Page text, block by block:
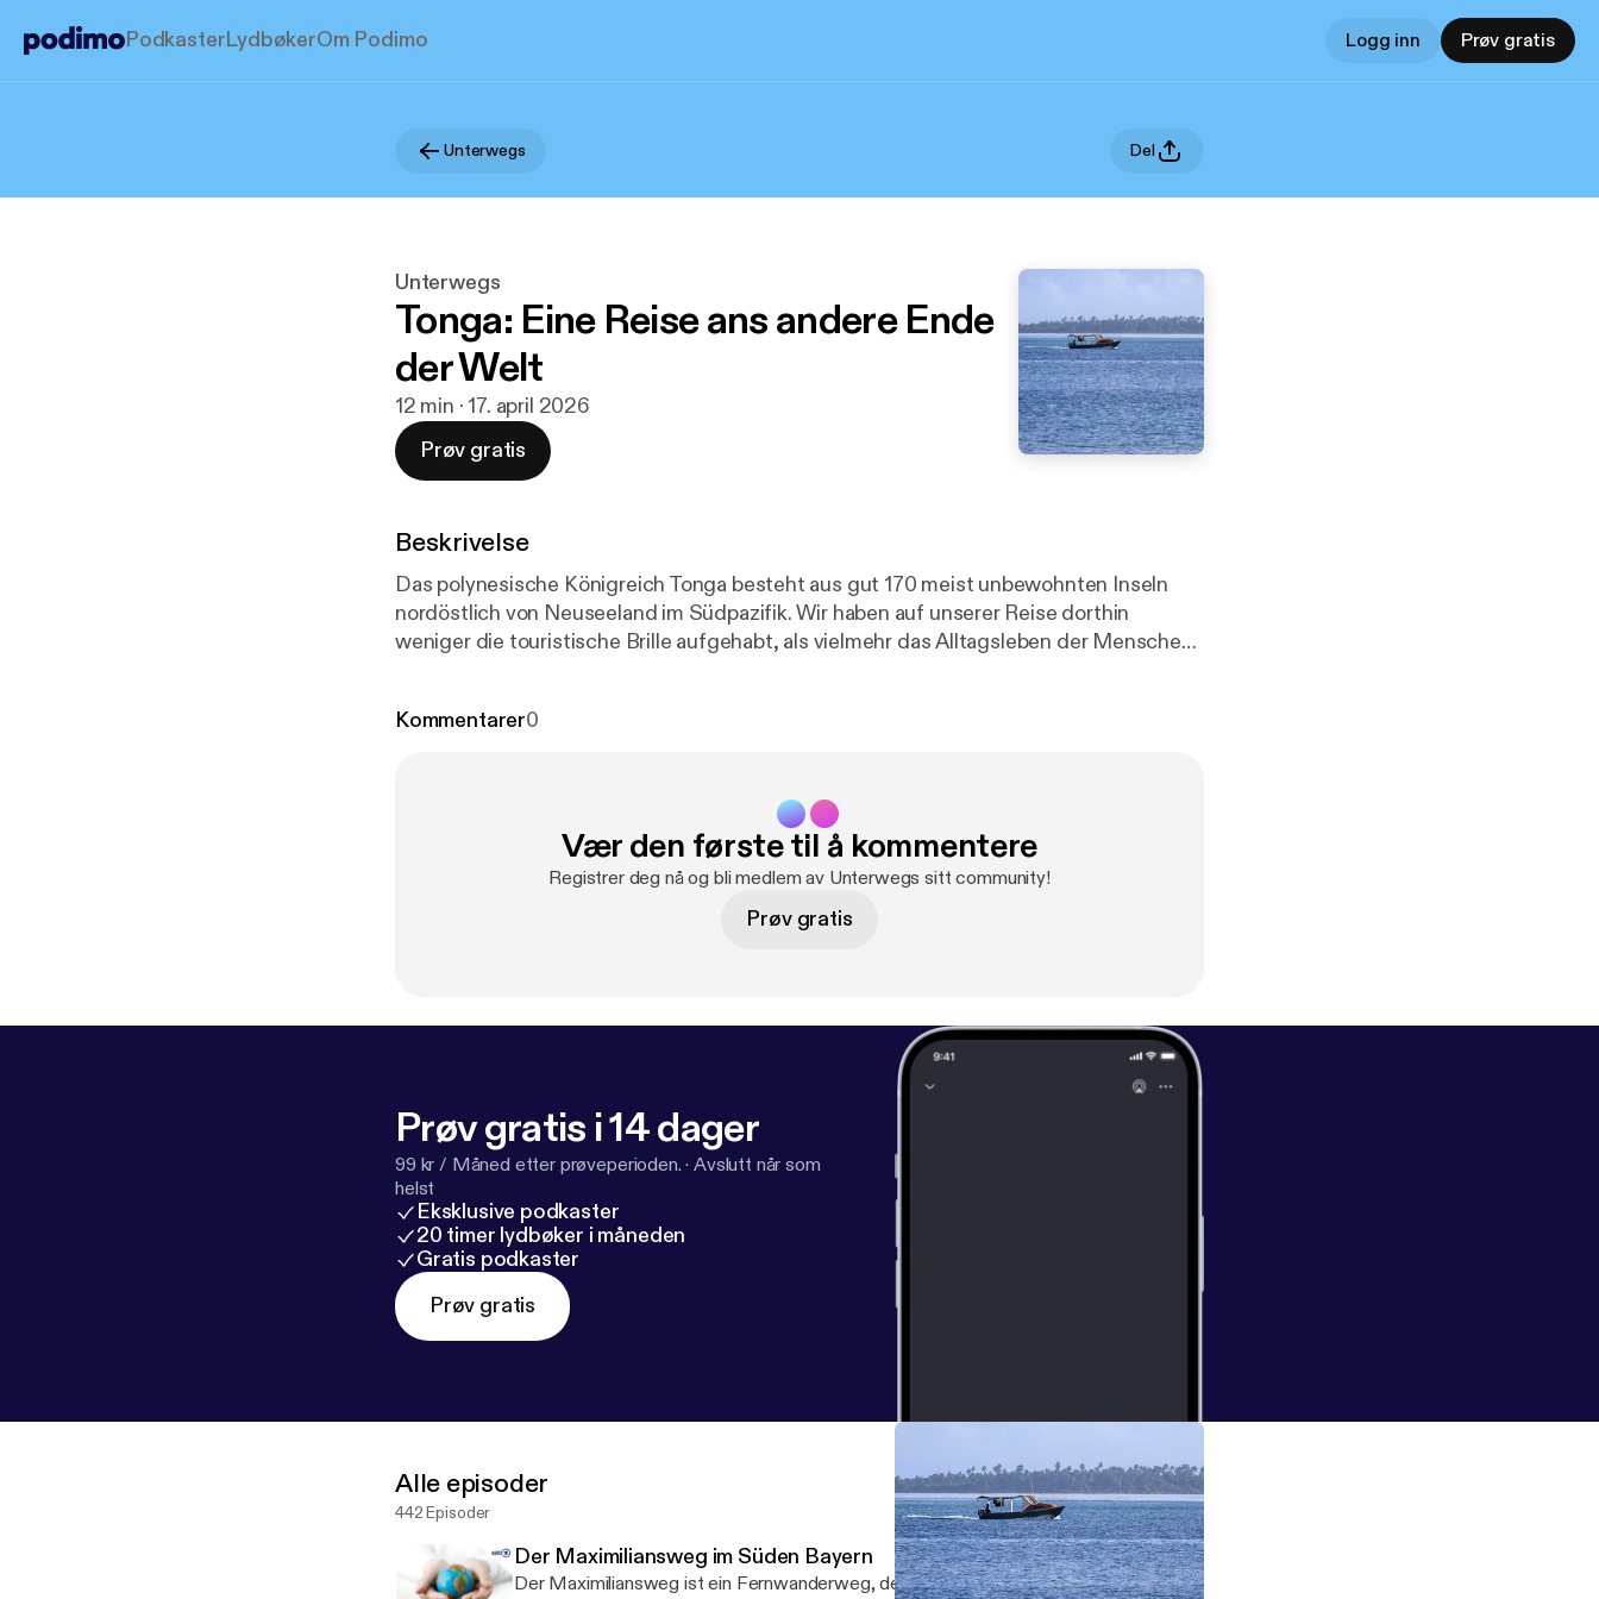
PodkasterLydbøkerOm Podimo Logg inn Prøv gratis
Unterwegs Del
Unterwegs
Tonga: Eine Reise ans andere Ende
der Welt
12 min · 17. april 2026
Prøv gratis
Beskrivelse
Das polynesische Königreich Tonga besteht aus gut 170 meist unbewohnten Inseln
nordöstlich von Neuseeland im Südpazifik. Wir haben auf unserer Reise dorthin
weniger die touristische Brille aufgehabt, als vielmehr das Alltagsleben der Menschen
Kommentarer0
Vær den første til å kommentere
Registrer deg nå og bli medlem av Unterwegs sitt community!
Prøv gratis
Prøv gratis i 14 dager
99 kr / Måned etter prøveperioden. ·Avslutt når som
helst
Eksklusive podkaster
20 timer lydbøker i måneden
Gratis podkaster
Prøv gratis
Alle episoder
442 Episoder
Der Maximiliansweg im Süden Bayern
Der Maximiliansweg ist ein Fernwanderweg, der je nach Route zwischen 360 und